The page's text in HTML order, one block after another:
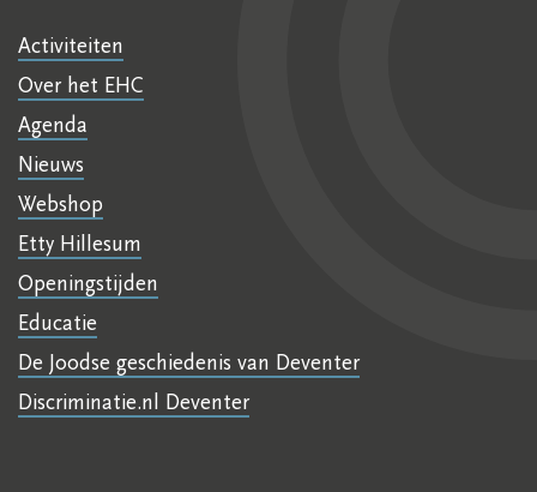
Activiteiten
Over het EHC
Agenda
Nieuws
Webshop
Etty Hillesum
Openingstijden
Educatie
De Joodse geschiedenis van Deventer
Discriminatie.nl Deventer